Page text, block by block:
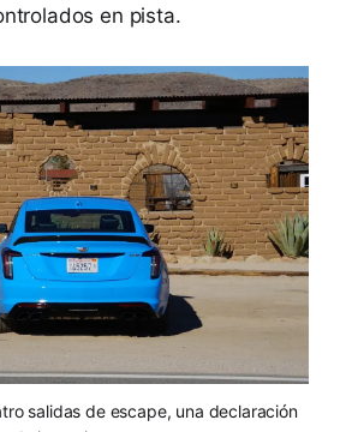
en pista.
salidas de escape, una declaración